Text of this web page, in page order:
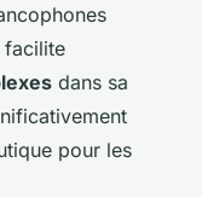
facilite
dans sa
pour les